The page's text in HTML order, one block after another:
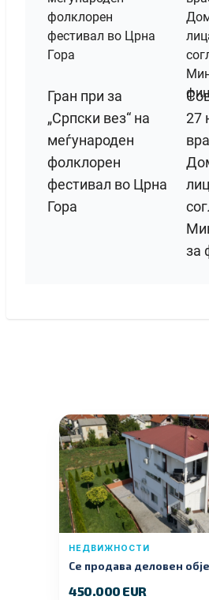
Гран при за
„Српски вез“ на
меѓународен
фолклорен
фестивал во Црна
Гора
27
за
НЕДВИЖНОСТИ
Се продава деловен
450.000 EUR